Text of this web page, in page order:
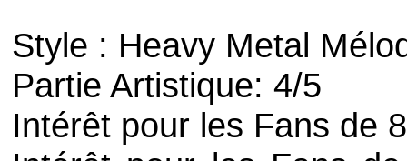
Style : Heavy Metal
Partie Artistique: 4/5
Intérêt pour les Fans de